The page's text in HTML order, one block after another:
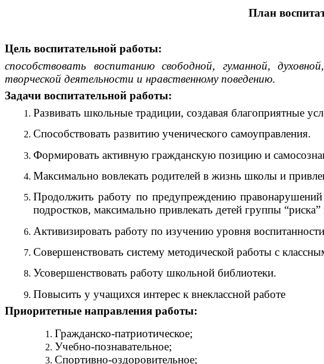
План
Цель воспитательной работы:
способствовать воспитанию свободной, гуманной,
творческой деятельности и нравственному поведению.
Задачи воспитательной работы:
Развивать школьные традиции, создавая благоприятные
Способствовать развитию ученического самоуправления.
Формировать активную гражданскую позицию и
Максимально вовлекать родителей в жизнь школы и
Продолжить работу по предупреждению
подростков, максимально привлекать детей группы
Активизировать работу по изучению уровня
Совершенствовать систему методической работы с
Усовершенствовать работу школьной библиотеки.
Повысить у учащихся интерес к внеклассной работе
Приоритетные направления работы:
Гражданско-патриотическое;
Учебно-познавательное;
Спортивно-оздоровительное;